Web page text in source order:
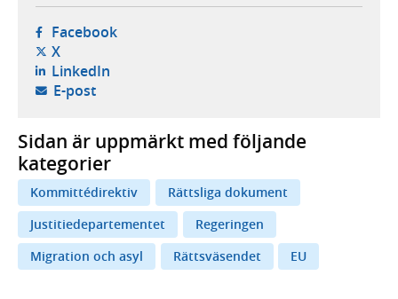
Facebook- öppnas i ny flik, extern webbplats,
X- öppnas i ny flik, extern webbplats,
LinkedIn- öppnas i ny flik, extern webbplats,
E-post- öppnar din e-postklient,
Sidan är uppmärkt med följande
kategorier
Kommittédirektiv
Rättsliga dokument
Justitiedepartementet
Regeringen
Migration och asyl
Rättsväsendet EU